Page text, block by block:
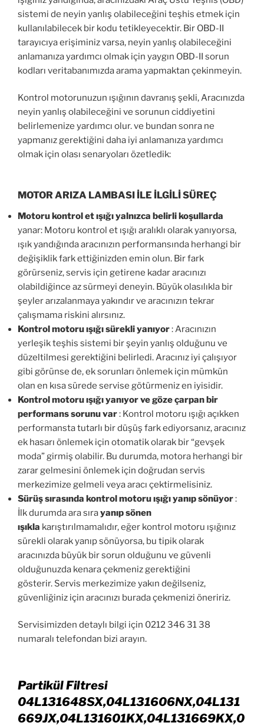
sistemi de neyin yanlış olabileceğini teşhis etmek için
kullanılabilecek bir kodu tetikleyecektir. Bir OBD-II
tarayıcıya erişiminiz varsa, neyin yanlış olabileceğini
anlamanıza yardımcı olmak için yaygın OBD-II sorun
kodları veritabanımızda arama yapmaktan çekinmeyin.
Kontrol motorunuzun ışığının davranış şekli, Aracınızda
neyin yanlış olabileceğini ve sorunun ciddiyetini
belirlemenize yardımcı olur. ve bundan sonra ne
yapmanız gerektiğini daha iyi anlamanıza yardımcı
olmak için olası senaryoları özetledik:
MOTOR ARIZA LAMBASI İLE İLGİLİ SÜREÇ
Motoru kontrol et ışığı yalnızca belirli koşullarda
yanar: Motoru kontrol et ışığı aralıklı olarak yanıyorsa,
ışık yandığında aracınızın performansında herhangi bir
değişiklik fark ettiğinizden emin olun. Bir fark
görürseniz, servis için getirene kadar aracınızı
olabildiğince az sürmeyi deneyin. Büyük olasılıkla bir
şeyler arızalanmaya yakındır ve aracınızın tekrar
çalışmama riskini alırsınız.
Kontrol motoru ışığı sürekli yanıyor: Aracınızın
yerleşik teşhis sistemi bir şeyin yanlış olduğunu ve
düzeltilmesi gerektiğini belirledi. Aracınız iyi çalışıyor
gibi görünse de, ek sorunları önlemek için mümkün
olan en kısa sürede servise götürmeniz en iyisidir.
Kontrol motoru ışığı yanıyor ve göze çarpan bir
performans sorunu var: Kontrol motoru ışığı açıkken
performansta tutarlı bir düşüş fark ediyorsanız, aracınız
ek hasarı önlemek için otomatik olarak bir “gevşek
moda” girmiş olabilir. Bu durumda, motora herhangi bir
zarar gelmesini önlemek için doğrudan servis
merkezimize gelmeli veya aracı çektirmelisiniz.
Sürüş sırasında kontrol motoru ışığı yanıp sönüyor:
İlk durumda ara sırayanıp sönen
ışıkla karıştırılmamalıdır, eğer kontrol motoru ışığınız
sürekli olarak yanıp sönüyorsa, bu tipik olarak
aracınızda büyük bir sorun olduğunu ve güvenli
olduğunuzda kenara çekmeniz gerektiğini
gösterir. Servis merkezimize yakın değilseniz,
güvenliğiniz için aracınızı burada çekmenizi öneririz.
Servisimizden detaylı bilgi için 0212 346 31 38
numaralı telefondan bizi arayın.
Partikül Filtresi
04L131648SX,04L131606NX,04L131
669JX,04L131601KX,04L131669KX,0